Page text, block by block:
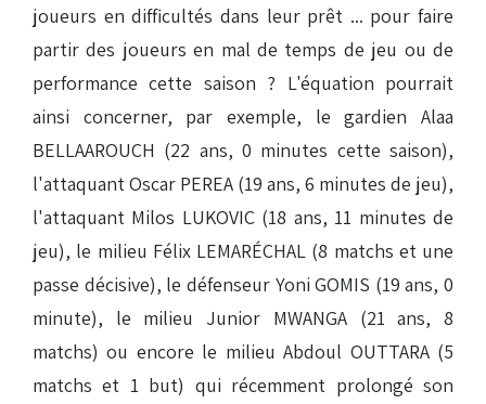
joueurs en difficultés dans leur prêt ... pour faire
partir des joueurs en mal de temps de jeu ou de
performance cette saison ? L'équation pourrait
ainsi concerner, par exemple, le gardien Alaa
BELLAAROUCH (22 ans, 0 minutes cette saison),
l'attaquant Oscar PEREA (19 ans, 6 minutes de jeu),
l'attaquant Milos LUKOVIC (18 ans, 11 minutes de
jeu), le milieu Félix LEMARÉCHAL (8 matchs et une
passe décisive), le défenseur Yoni GOMIS (19 ans, 0
minute), le milieu Junior MWANGA (21 ans, 8
matchs) ou encore le milieu Abdoul OUTTARA (5
matchs et 1 but) qui récemment prolongé son